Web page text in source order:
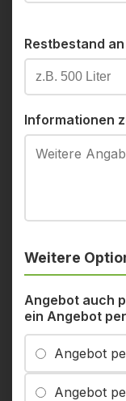
Restbestand
Informationen
Weitere
Angebot auch
ein Angebot
Angebot
Angebot